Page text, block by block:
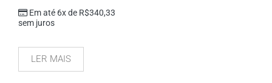
Em até 6x de R$340,33
sem juros
LER MAIS